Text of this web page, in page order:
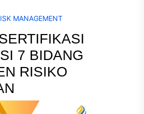
MANAGEMENT
7 BIDANG
RISIKO